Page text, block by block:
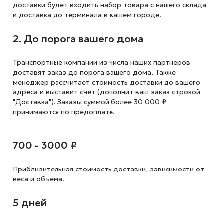
доставки будет входить набор товара с нашего склада
и доставка до терминала в вашем городе.
2. До порога вашего дома
Транспортные компании из числа наших партнеров
доставят заказ до порога вашего дома. Также
менеджер рассчитает стоимость доставки до вашего
адреса и выставит счет (дополнит ваш заказ строкой
"Доставка"). Заказы суммой более 30 000 ₽
принимаются по предоплате.
700 - 3000 ₽
Приблизительная стоимость доставки, зависимости от
веса и объема.
5 дней